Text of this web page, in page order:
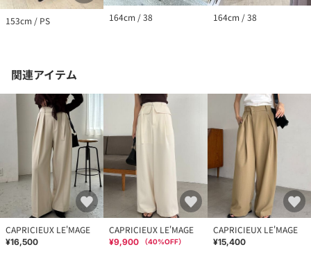
153cm / PS 164cm / 38 164cm / 38
関連アイテム
CAPRICIEUX LE'MAGE
¥16,500
CAPRICIEUX LE'MAGE
¥9,900 （40%OFF）
CAPRICIEUX LE'MAGE
¥15,400